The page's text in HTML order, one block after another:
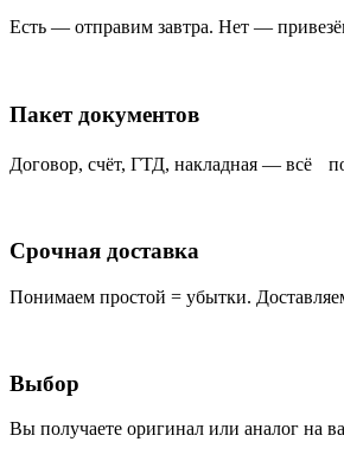
Есть — отправим завтра. Нет —
Пакет документов
Договор, счёт, ГТД, накладная — всё
Срочная доставка
Понимаем простой = убытки.
Выбор
Вы получаете оригинал или аналог на